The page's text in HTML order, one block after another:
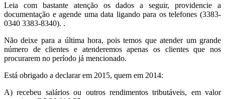
Leia com bastante atenção os dados a seguir, providencie a
documentação e agende uma data ligando para os telefones (3383-
0340 3383-8340). .
Não deixe para a última hora, pois temos que atender um grande
número de clientes e atenderemos apenas os clientes que nos
procurarem no período já mencionado.
Está obrigado a declarar em 2015, quem em 2014:
A) recebeu salários ou outros rendimentos tributáveis, em valor